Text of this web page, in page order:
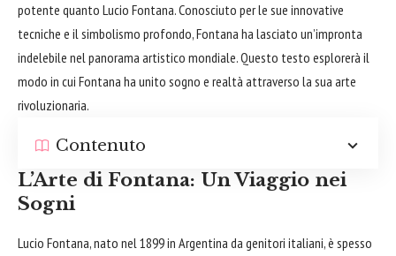
potente quanto Lucio Fontana. Conosciuto per le sue innovative
tecniche e il simbolismo profondo, Fontana ha lasciato un’impronta
indelebile nel panorama artistico mondiale. Questo testo esplorerà il
modo in cui Fontana ha unito sogno e realtà attraverso la sua arte
rivoluzionaria.
Contenuto
L’Arte di Fontana: Un Viaggio nei
Sogni
Lucio Fontana, nato nel 1899 in Argentina da genitori italiani, è spesso